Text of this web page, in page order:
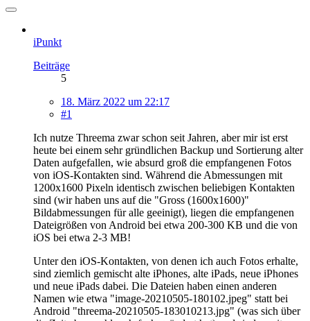
iPunkt
Beiträge
5
18. März 2022 um 22:17
#1
Ich nutze Threema zwar schon seit Jahren, aber mir ist erst
heute bei einem sehr gründlichen Backup und Sortierung alter
Daten aufgefallen, wie absurd groß die empfangenen Fotos
von iOS-Kontakten sind. Während die Abmessungen mit
1200x1600 Pixeln identisch zwischen beliebigen Kontakten
sind (wir haben uns auf die "Gross (1600x1600)"
Bildabmessungen für alle geeinigt), liegen die empfangenen
Dateigrößen von Android bei etwa 200-300 KB und die von
iOS bei etwa 2-3 MB!
Unter den iOS-Kontakten, von denen ich auch Fotos erhalte,
sind ziemlich gemischt alte iPhones, alte iPads, neue iPhones
und neue iPads dabei. Die Dateien haben einen anderen
Namen wie etwa "image-20210505-180102.jpeg" statt bei
Android "threema-20210505-183010213.jpg" (was sich über